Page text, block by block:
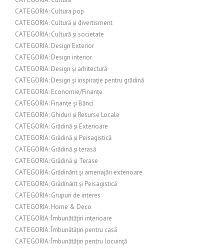
CATEGORIA: Cultura pop
CATEGORIA: Cultură și divertisment
CATEGORIA: Cultură și societate
CATEGORIA: Design Exterior
CATEGORIA: Design interior
CATEGORIA: Design și arhitectură
CATEGORIA: Design și inspirație pentru grădină
CATEGORIA: Economie/Finanțe
CATEGORIA: Finanțe și Bănci
CATEGORIA: Ghiduri și Resurse Locale
CATEGORIA: Grădină și Exterioare
CATEGORIA: Grădină și Peisagistică
CATEGORIA: Grădină și terasă
CATEGORIA: Grădină și Terase
CATEGORIA: Grădinărit și amenajări exterioare
CATEGORIA: Grădinărit și Peisagistică
CATEGORIA: Grupuri de interes
CATEGORIA: Home & Deco
CATEGORIA: Îmbunătățiri interioare
CATEGORIA: Îmbunătățiri pentru casă
CATEGORIA: Îmbunătățiri pentru locuință